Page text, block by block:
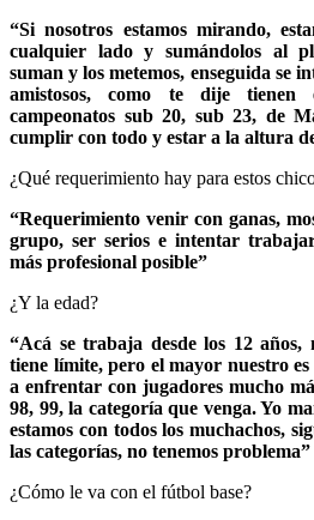
“Si nosotros estamos mirando,
cualquier lado y sumándolos al
suman y los metemos, enseguida se
amistosos, como te dije tienen
campeonatos sub 20, sub 23, de
cumplir con todo y estar a la altura
¿Qué requerimiento hay para estos
“Requerimiento venir con ganas,
grupo, ser serios e intentar
más profesional posible”
¿Y la edad?
“Acá se trabaja desde los 12 años,
tiene límite, pero el mayor nuestro es
a enfrentar con jugadores mucho
98, 99, la categoría que venga. Yo
estamos con todos los muchachos,
las categorías, no tenemos problema”
¿Cómo le va con el fútbol base?